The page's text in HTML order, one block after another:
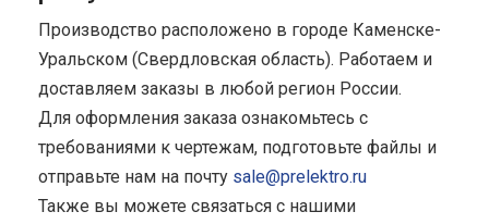
Производство расположено в городе Каменске-
Уральском (Свердловская область). Работаем и
доставляем заказы в любой регион России.
Для оформления заказа ознакомьтесь с
требованиями к чертежам, подготовьте файлы и
отправьте нам на почту sale@prelektro.ru
Также вы можете связаться с нашими